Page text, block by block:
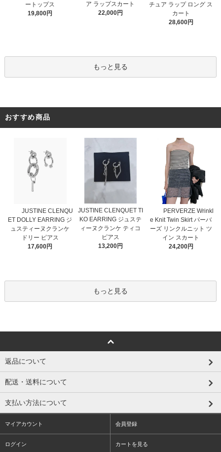
ートップス
19,800円
ア ラップスカート
22,000円
チュア ラップ ロング ス
カート
28,600円
もっと見る
おすすめ商品
JUSTINE CLENQU
ET DOLLY EARRING ジ
ュスティーヌクランケ
ドリー ピアス
17,600円
JUSTINE CLENQUET TI
KO EARRING ジュステ
ィーヌクランケ ティコ
ピアス
13,200円
PERVERZE Wrinkl
e Knit Twin Skirt パーバ
ーズ リンクルニット ツ
イン スカート
24,200円
もっと見る
返品について
配送・送料について
支払い方法について
マイアカウント 会員登録
ログイン カートを見る